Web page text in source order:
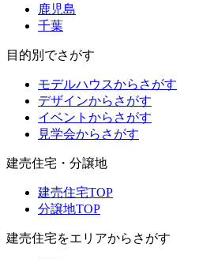
鹿児島
千葉
目的別でさがす
モデルハウスからさがす
デザインからさがす
イベントからさがす
見学会からさがす
建売住宅・分譲地
建売住宅TOP
分譲地TOP
建売住宅をエリアからさがす